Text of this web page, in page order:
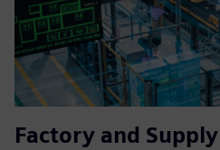
Factory and